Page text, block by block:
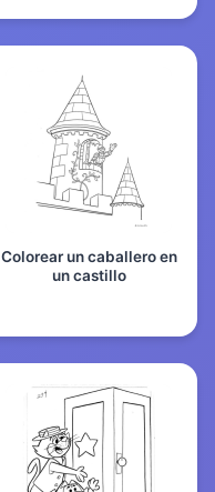
Colorear un caballero en
un castillo